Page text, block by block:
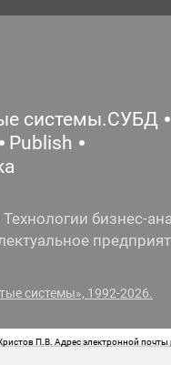
системы.СУБД
Publish
Технологии бизнес-
системы», 1992-2026.
П.В. Адрес электронной почты